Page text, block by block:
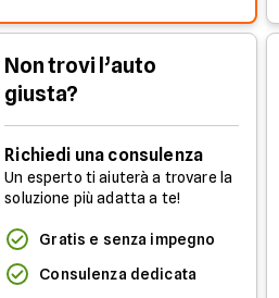
Non trovi l’auto
giusta?
Richiedi una consulenza
Un esperto ti aiuterà a trovare la
soluzione più adatta a te!
Gratis e senza impegno
Consulenza dedicata